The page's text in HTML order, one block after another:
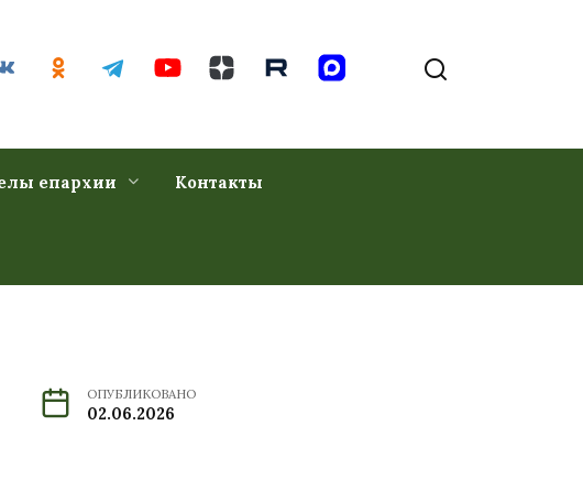
епархии Контакты
ОПУБЛИКОВАНО
02.06.2026